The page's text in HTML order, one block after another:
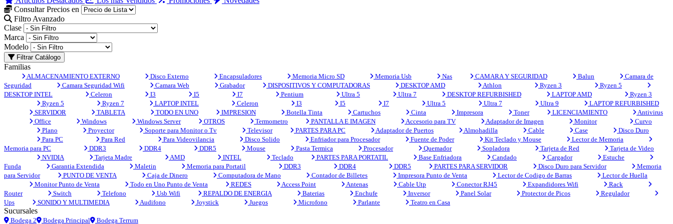
Consultar Precios en
Filtro Avanzado
Clase
Marca
Modelo
Filtrar Catálogo
Familias
ALMACENAMIENTO EXTERNO Disco Externo Encapsuladores Memoria Micro SD Memoria Usb Nas CAMARA Y SEGURIDAD Balun
Camara de
Seguridad
Camara Seguridad Wifi Camara Web Grabador DISPOSITIVOS Y COMPUTADORAS DESKTOP AMD Athlon Ryzen 3
Ryzen 5
DESKTOP INTEL
Celeron I3 I5 I7 Pentium Ultra 5 Ultra 7 DESKTOP REFURBISHED LAPTOP AMD
Ryzen 3
Ryzen 5
Ryzen 7 LAPTOP INTEL Celeron I3 I5 I7 Ultra 5 Ultra 7 Ultra 9
LAPTOP REFURBISHED
SERVIDOR
TABLETA TODO EN UNO IMPRESION Botella Tinta Cartuchos Cinta Impresora Toner LICENCIAMIENTO
Antivirus
Office
Windows Windows Server OTROS Termometro PANTALLA E IMAGEN Accesorio para TV Adaptador de Imagen Monitor
Curvo
Plano
Proyector Soporte para Monitor o Tv Televisor PARTES PARA PC Adaptador de Puertos Almohadilla Cable Case
Disco Duro
Para PC
Para Red Para Videovilancia Disco Solido Enfriador para Procesador Fuente de Poder Kit Teclado y Mouse
Lector de Memoria
Memoria para PC
DDR3 DDR4 DDR5 Mouse Pasta Termica Procesador Quemador Sopladora Tarjeta de Red
Tarjeta de Video
NVIDIA
Tarjeta Madre AMD INTEL Teclado PARTES PARA PORTATIL Base Enfriadora Candado Cargador
Estuche
Funda
Garantia Extendida Maletin Memoria para Portatil DDR3 DDR4 DDR5 PARTES PARA SERVIDOR Disco Duro para Servidor
Memoria
para Servidor
PUNTO DE VENTA Caja de Dinero Computadora de Mano Contador de Billetes Impresora Punto de Venta Lector de Codigo de Barras
Lector de Huella
Monitor Punto de Venta
Todo en Uno Punto de Venta REDES Access Point Antenas Cable Utp Conector RJ45 Expandidores Wifi
Rack
Router
Switch Telefono Usb Wifi REPALDO DE ENERGIA Baterias Enchufe Inversor Panel Solar Protector de Picos
Regulador
Ups
SONIDO Y MULTIMEDIA Audifono Joystick Juegos Microfono Parlante Teatro en Casa
Sucursales
Bodega 2 Bodega Principal Bodega Terrum